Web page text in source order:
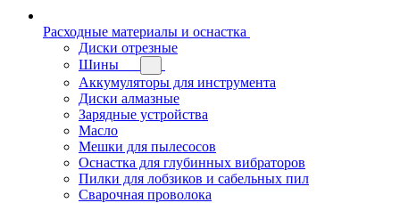
Расходные материалы и оснастка
Диски отрезные
Шины
Аккумуляторы для инструмента
Диски алмазные
Зарядные устройства
Масло
Мешки для пылесосов
Оснастка для глубинных вибраторов
Пилки для лобзиков и сабельных пил
Сварочная проволока